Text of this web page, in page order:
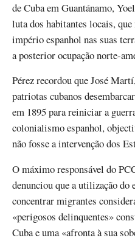
de Cuba em Guantánamo,
luta dos habitantes locais,
império espanhol nas suas
a posterior ocupação norte-
Pérez recordou que José
patriotas cubanos
em 1895 para reiniciar a
colonialismo espanhol,
não fosse a intervenção dos
O máximo responsável do
denunciou que a utilização
concentrar migrantes
«perigosos delinquentes»
Cuba e uma «afronta à sua